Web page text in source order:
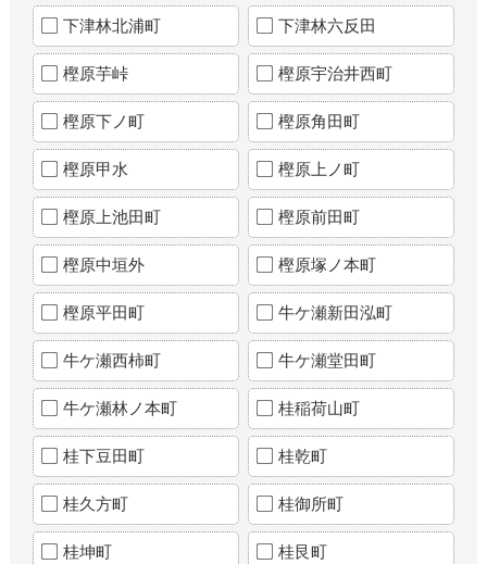
下津林北浦町 下津林六反田
樫原芋峠 樫原宇治井西町
樫原下ノ町 樫原角田町
樫原甲水 樫原上ノ町
樫原上池田町 樫原前田町
樫原中垣外 樫原塚ノ本町
樫原平田町 牛ケ瀬新田泓町
牛ケ瀬西柿町 牛ケ瀬堂田町
牛ケ瀬林ノ本町 桂稲荷山町
桂下豆田町 桂乾町
桂久方町 桂御所町
桂坤町 桂艮町